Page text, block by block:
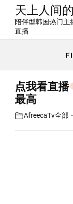
content
天上人间
陪伴型韩国热门主
直播
点我看直播
最高
AfreecaTv全部